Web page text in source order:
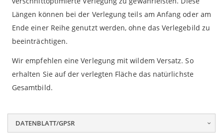
Längen können bei der Verlegung teils am Anfang oder am
Ende einer Reihe genutzt werden, ohne das Verlegebild zu
beeinträchtigen.
Wir empfehlen eine Verlegung mit wildem Versatz. So
erhalten Sie auf der verlegten Fläche das natürlichste
Gesamtbild.
DATENBLATT/GPSR